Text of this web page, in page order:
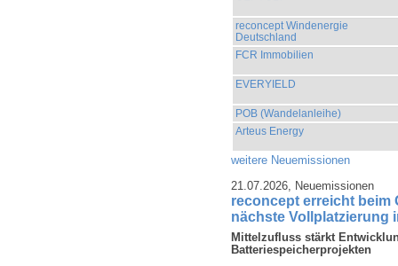
reconcept Windenergie
Deutschland
FCR Immobilien
EVERYIELD
POB (Wandelanleihe)
Arteus Energy
weitere Neuemissionen
21.07.2026, Neuemissionen
reconcept erreicht beim
nächste Vollplatzierung
Mittelzufluss stärkt
Batteriespeicherprojekten